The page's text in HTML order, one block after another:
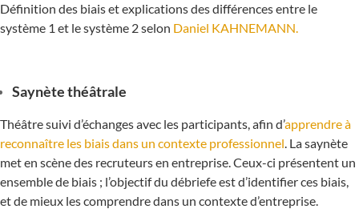
Définition des biais et explications des différences entre le
système 1 et le système 2 selon Daniel KAHNEMANN.
Saynète théâtrale
Théâtre suivi d’échanges avec les participants, afin d’apprendre à
reconnaître les biais dans un contexte professionnel. La saynète
met en scène des recruteurs en entreprise. Ceux-ci présentent un
ensemble de biais ; l’objectif du débriefe est d’identifier ces biais,
et de mieux les comprendre dans un contexte d’entreprise.